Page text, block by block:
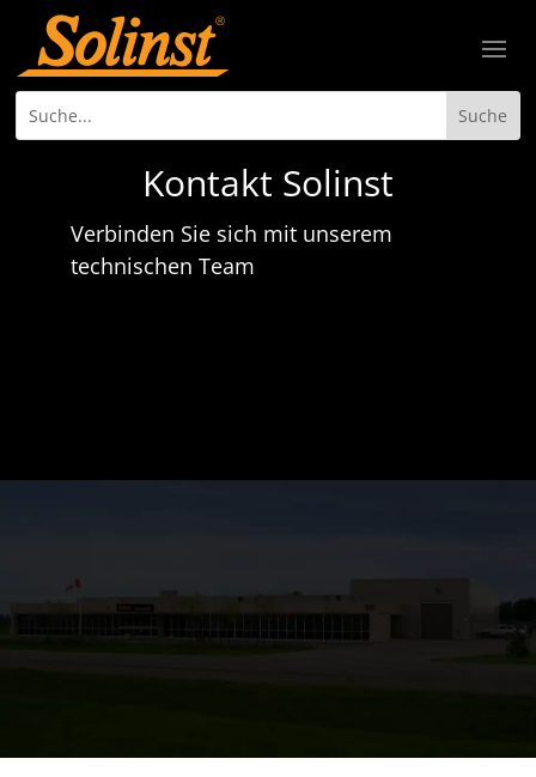
Kontakt Solinst
Verbinden Sie sich mit unserem
technischen Team